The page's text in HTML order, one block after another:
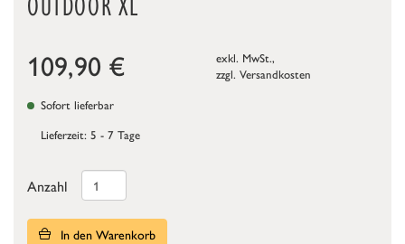
109,90 €
exkl. MwSt.,
zzgl. Versandkosten
Sofort lieferbar
Lieferzeit: 5 - 7 Tage
Anzahl
In den Warenkorb